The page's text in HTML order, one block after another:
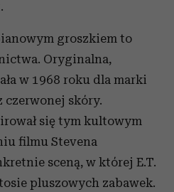
groszkiem to
Oryginalna,
w 1968 roku dla marki
czerwonej skóry.
się tym kultowym
filmu Stevena
sceną, w której E.T.
pluszowych zabawek.